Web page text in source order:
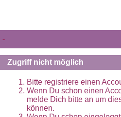
-
Zugriff nicht möglich
Bitte registriere einen
Wenn Du schon einen
melde Dich bitte an um
können.